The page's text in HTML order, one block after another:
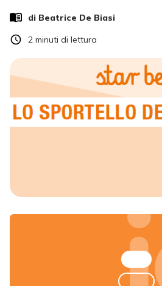
di Beatrice De Biasi
2 minuti di lettura